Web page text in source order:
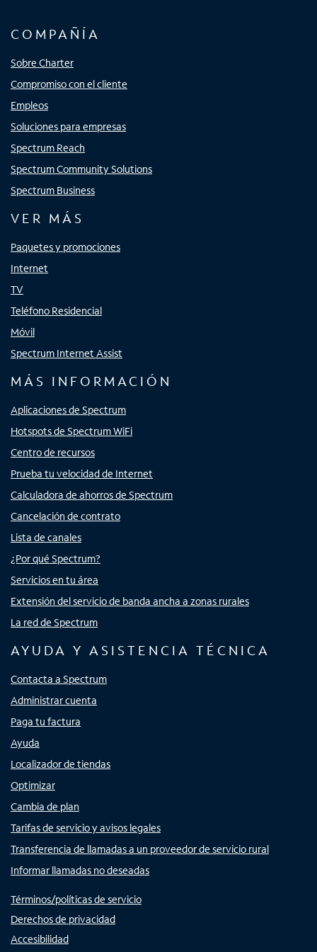
COMPAÑÍA
Sobre Charter
Compromiso con el cliente
Empleos
Soluciones para empresas
Spectrum Reach
Spectrum Community Solutions
Spectrum Business
VER MÁS
Paquetes y promociones
Internet
TV
Teléfono Residencial
Móvil
Spectrum Internet Assist
MÁS INFORMACIÓN
Aplicaciones de Spectrum
Hotspots de Spectrum WiFi
Centro de recursos
Prueba tu velocidad de Internet
Calculadora de ahorros de Spectrum
Cancelación de contrato
Lista de canales
¿Por qué Spectrum?
Servicios en tu área
Extensión del servicio de banda ancha a zonas rurales
La red de Spectrum
AYUDA Y ASISTENCIA TÉCNICA
Contacta a Spectrum
Administrar cuenta
Paga tu factura
Ayuda
Localizador de tiendas
Optimizar
Cambia de plan
Tarifas de servicio y avisos legales
Transferencia de llamadas a un proveedor de servicio rural
Informar llamadas no deseadas
Términos/políticas de servicio
Derechos de privacidad
Accesibilidad